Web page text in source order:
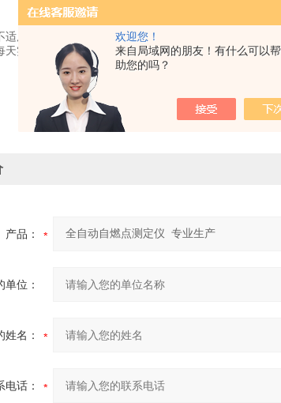
欢迎您！
来自局域网的朋友！有什么可以帮
助您的吗？
适用，请将设备用防尘布遮盖
天实验前后做清洁，保持干净
产品：
单位：
姓名：
电话：